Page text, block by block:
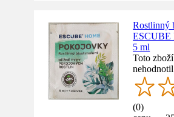
Rostlinný
ESCUBE
5 ml
Toto
(0)